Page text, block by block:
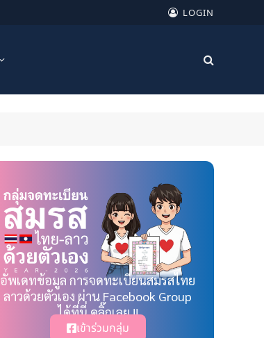
LOGIN
อัพเดทข้อมูล การจดทะเบียนสมรสไทย
ลาวด้วยตัวเอง ผ่าน Facebook Group
ได้ที่นี่ คลิ๊กเลย !!
เข้าร่วมกลุ่ม